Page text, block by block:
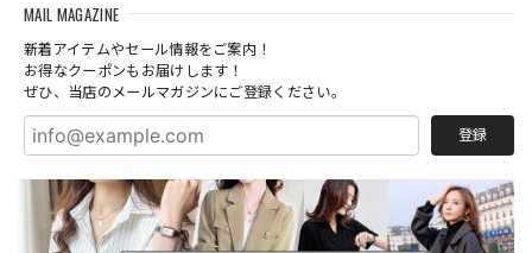
MAIL MAGAZINE
新着アイテムやセール情報をご案内！
お得なクーポンもお届けします！
ぜひ、当店のメールマガジンにご登録ください。
登録